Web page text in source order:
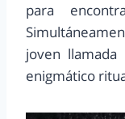
para
joven llamada
enigmático